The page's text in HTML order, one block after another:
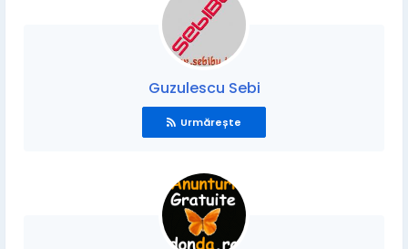
Guzulescu Sebi
Urmărește